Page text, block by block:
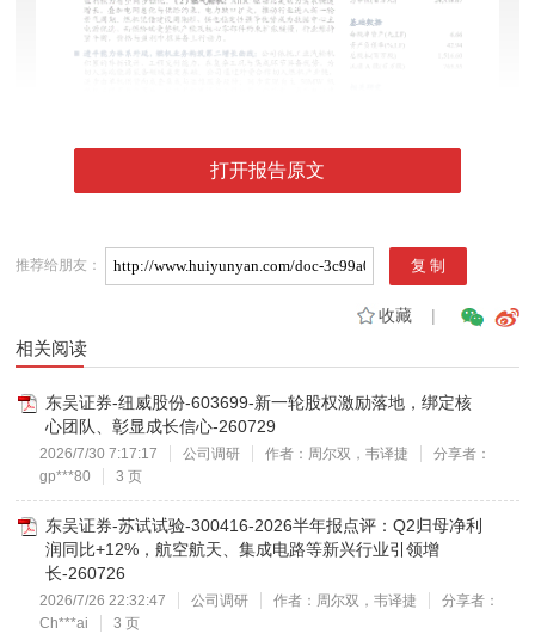
打开报告原文
推荐给朋友：
收藏|
相关阅读
东吴证券-纽威股份-603699-新一轮股权激励落地，绑定核
心团队、彰显成长信心-260729
2026/7/30 7:17:17 公司调研 作者：周尔双，韦译捷
分享者：
gp***80
3 页
东吴证券-苏试试验-300416-2026半年报点评：Q2归母净利
润同比+12%，航空航天、集成电路等新兴行业引领增
长-260726
2026/7/26 22:32:47 公司调研 作者：周尔双，韦译捷
分享者：
Ch***ai
3 页